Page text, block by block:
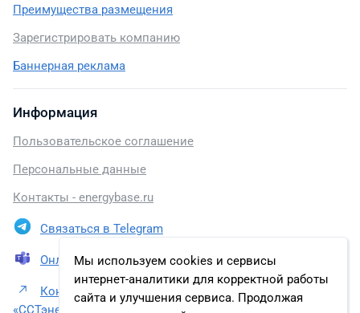
Мы используем cookies и сервисы
интернет-аналитики для корректной работы
сайта и улучшения сервиса. Продолжая
Преимущества размещения
Зарегистрировать компанию
Баннерная реклама
Информация
Пользовательское соглашение
Персональные данные
Контакты - energybase.ru
Связаться в Telegram
Онлайн презентация
Контакты Инжиниринговая компания
«ССТэнергомонтаж»